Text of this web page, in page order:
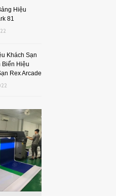
Hiệu
81
Khách Sạn
Biển Hiệu
Rex Arcade